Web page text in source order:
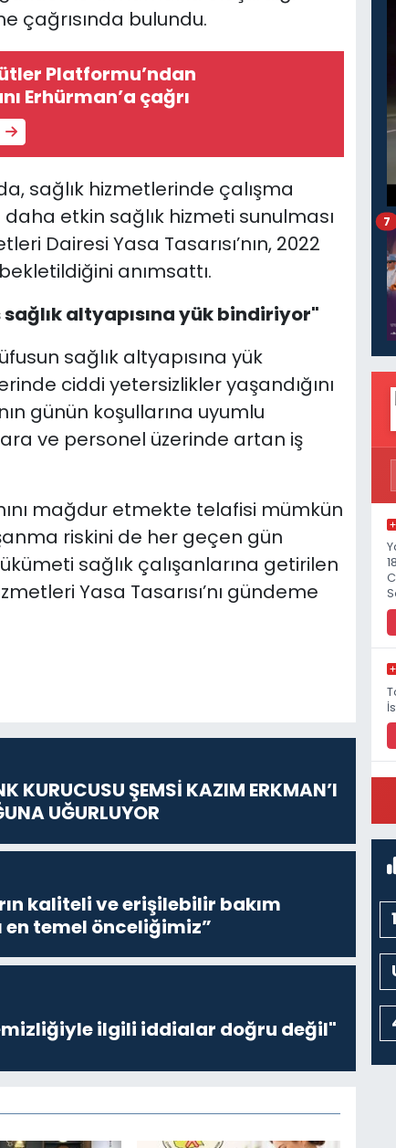
çağrısında bulundu.
Platformu’ndan
Erhürman’a çağrı
sağlık hizmetlerinde çalışma
etkin sağlık hizmeti sunulması
Dairesi Yasa Tasarısı’nın, 2022
anımsattı.
altyapısına yük bindiriyor"
sağlık altyapısına yük
ciddi yetersizlikler yaşandığını
günün koşullarına uyumlu
ve personel üzerinde artan iş
mağdur etmekte telafisi mümkün
riskini de her geçen gün
sağlık çalışanlarına getirilen
Yasa Tasarısı’nı gündeme
KURUCUSU ŞEMSİ KAZIM ERKMAN’I
UĞURLUYOR
kaliteli ve erişilebilir bakım
en temel önceliğimiz”
ilgili iddialar doğru değil"
7